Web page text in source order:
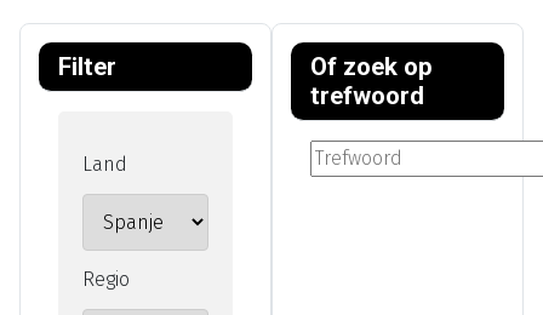
Filter
Land
Regio
Of zoek op
trefwoord